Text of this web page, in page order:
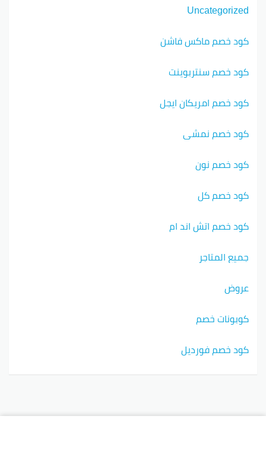
Uncategorized
كود خصم ماكس فاشن
كود خصم سنتربوينت
كود خصم امريكان ايجل
كود خصم نمشي
كود خصم نون
كود خصم كل
كود خصم اتش اند ام
جميع المتاجر
عروض
كوبونات خصم
كود خصم فورديل